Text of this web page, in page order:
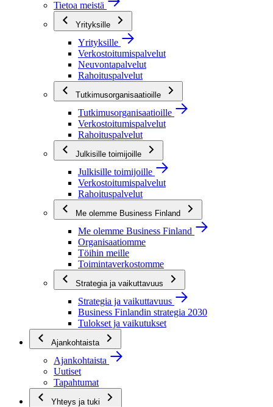
Tietoa meistä
Yrityksille
Yrityksille
Verkostoitumispalvelut
Neuvontapalvelut
Rahoituspalvelut
Tutkimusorganisaatioille
Tutkimusorganisaatioille
Verkostoitumispalvelut
Rahoituspalvelut
Julkisille toimijoille
Julkisille toimijoille
Verkostoitumispalvelut
Rahoituspalvelut
Me olemme Business Finland
Me olemme Business Finland
Organisaatiomme
Töihin meille
Toimintaverkostomme
Strategia ja vaikuttavuus
Strategia ja vaikuttavuus
Business Finlandin strategia 2030
Tulokset ja vaikutukset
Ajankohtaista
Ajankohtaista
Uutiset
Tapahtumat
Yhteys ja tuki